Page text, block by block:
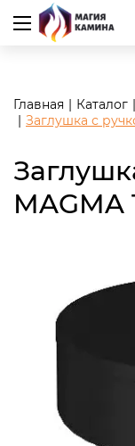
<meta
Главная Каталог
Заглушка с
MAGMA